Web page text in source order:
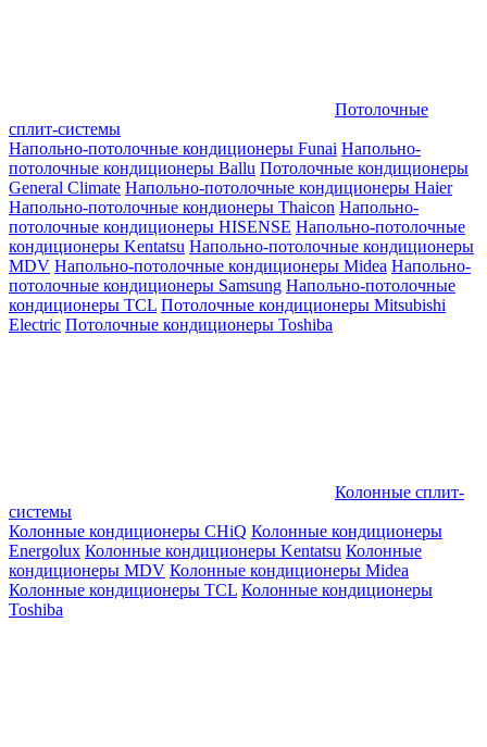
Потолочные
сплит-системы
Напольно-потолочные кондиционеры Funai Напольно-
потолочные кондиционеры Ballu Потолочные кондиционеры
General Climate Напольно-потолочные кондиционеры Haier
Напольно-потолочные кондионеры Thaicon Напольно-
потолочные кондиционеры HISENSE Напольно-потолочные
кондиционеры Kentatsu Напольно-потолочные кондиционеры
MDV Напольно-потолочные кондиционеры Midea Напольно-
потолочные кондиционеры Samsung Напольно-потолочные
кондиционеры TCL Потолочные кондиционеры Mitsubishi
Electric Потолочные кондиционеры Toshiba
Колонные сплит-
системы
Колонные кондиционеры CHiQ Колонные кондиционеры
Energolux Колонные кондиционеры Kentatsu Колонные
кондиционеры MDV Колонные кондиционеры Midea
Колонные кондиционеры TCL Колонные кондиционеры
Toshiba